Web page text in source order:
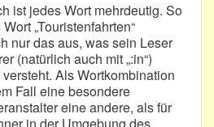
ist jedes Wort mehrdeutig. So
„Touristenfahrten“
nur das aus, was sein Leser
(natürlich auch mit „:in“)
Als Wortkombination
Fall eine besondere
eine andere, als für